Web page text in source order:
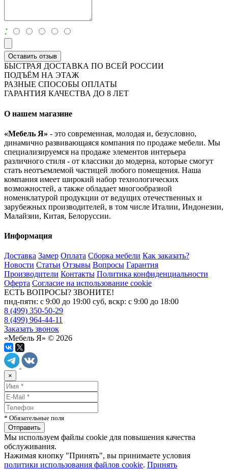
:
Оставить отзыв
БЫСТРАЯ ДОСТАВКА ПО ВСЕЙ РОССИИ
ПОДЪЁМ НА ЭТАЖ
РАЗНЫЕ СПОСОБЫ ОПЛАТЫ
ГАРАНТИЯ КАЧЕСТВА ДО 8 ЛЕТ
О нашем магазине
«Мебель Я» - это современная, молодая и, безусловно,
динамично развивающаяся компания по продаже мебели. Мы
специализируемся на продаже элементов интерьера
различного стиля - от классики до модерна, которые смогут
стать неотъемлемой частицей любого помещения. Наша
компания имеет широкий набор технологических
возможностей, а также обладает многообразной
номенклатурой продукции от ведущих отечественных и
зарубежных производителей, в том числе Италии, Индонезии,
Малайзии, Китая, Белоруссии.
Информация
Доставка Замер Оплата Сборка мебели Как заказать?
Новости Статьи Отзывы Вопросы Гарантия
Производители Контакты Политика конфиденциальности
Оферта Согласие на использование cookie
ЕСТЬ ВОПРОСЫ? ЗВОНИТЕ!
пнд-пятн: с 9:00 до 19:00 суб, вскр: с 9:00 до 18:00
8 (499) 350-50-29
8 (499) 964-44-11
Заказать звонок
«Мебель Я» © 2026
×
* Обязательные поля
Мы используем файлы cookie для повышения качества
обслуживания.
Нажимая кнопку "Принять", вы принимаете условия
политики использования файлов cookie. Принять